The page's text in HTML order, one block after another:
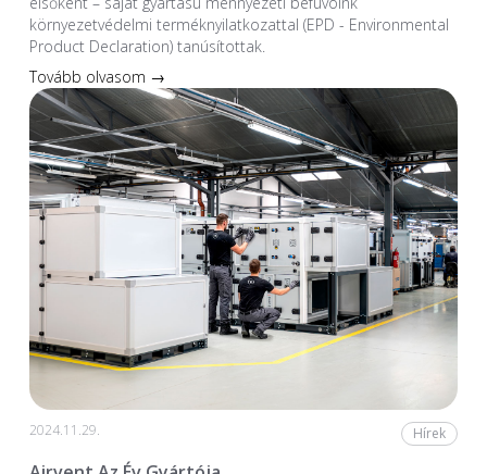
környezetvédelmi terméknyilatkozattal (EPD - Environmental
Product Declaration) tanúsítottak.
Tovább olvasom →
2024.11.29. Hírek